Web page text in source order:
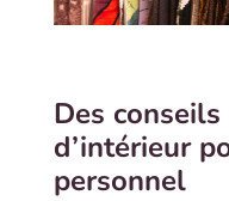
Des
d’intérieur
personnel